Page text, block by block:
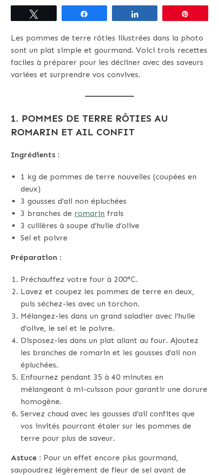
Les pommes de terre rôties illustrées dans la photo
sont un plat simple et gourmand. Voici trois recettes
faciles à préparer pour les décliner avec des saveurs
variées et surprendre vos convives.
1. POMMES DE TERRE RÔTIES AU
ROMARIN ET AIL CONFIT
Ingrédients :
1 kg de pommes de terre nouvelles (coupées en
deux)
3 gousses d’ail non épluchées
3 branches de romarin frais
3 cuillères à soupe d’huile d’olive
Sel et poivre
Préparation :
Préchauffez votre four à 200°C.
Lavez et coupez les pommes de terre en deux,
puis séchez-les avec un torchon.
Mélangez-les dans un grand saladier avec l’huile
d’olive, le sel et le poivre.
Disposez-les dans un plat allant au four. Ajoutez
les branches de romarin et les gousses d’ail non
épluchées.
Enfournez pendant 35 à 40 minutes en
mélangeant à mi-cuisson pour garantir une dorure
homogène.
Servez chaud avec les gousses d’ail confites que
vos invités pourront étaler sur les pommes de
terre pour plus de saveur.
Astuce : Pour un effet encore plus gourmand,
saupoudrez légèrement de fleur de sel avant de